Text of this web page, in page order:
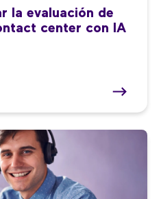
la evaluación de
center con IA